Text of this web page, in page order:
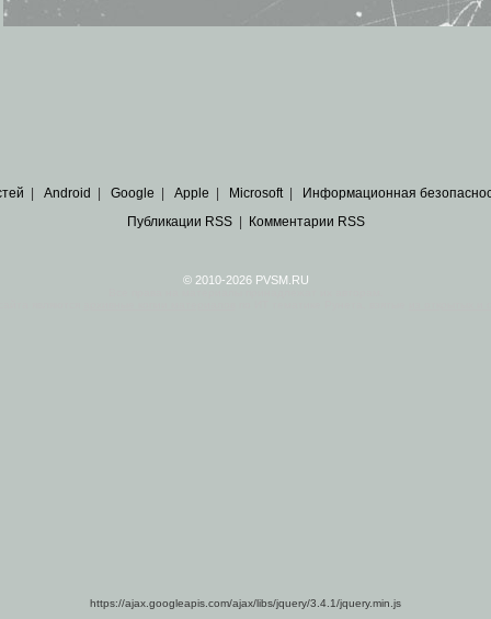
Android Google Apple Microsoft| Информационная
Публикации RSS| Комментарии RSS
© 2010-2026 PVSM.RU
https://ajax.googleapis.com/ajax/libs/jquery/3.4.1/jquery.min.js